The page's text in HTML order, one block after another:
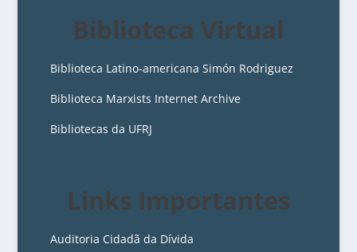
Biblioteca Virtual
Biblioteca Latino-americana Simón Rodriguez
Biblioteca Marxists Internet Archive
Bibliotecas da UFRJ
Links Importantes
Auditoria Cidadã da Dívida